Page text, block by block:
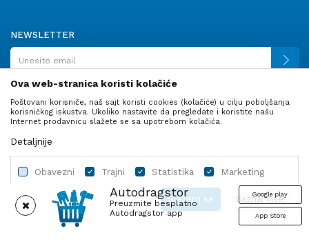
Autodragstor
Preuzmite besplatno
Autodragstor app
Google play
App Store
NEWSLETTER
PRATITE NAS
Autodelovi Ulje i tečnosti
Ova web-stranica koristi kolačiće
Poštovani korisniče, naš sajt koristi cookies (kolačiće) u cilju poboljšanja
korisničkog iskustva. Ukoliko nastavite da pregledate i koristite našu
Internet prodavnicu slažete se sa upotrebom kolačića.
Detaljnije
Obavezni Trajni Statistika Marketing
Saznaj više
Slažem se